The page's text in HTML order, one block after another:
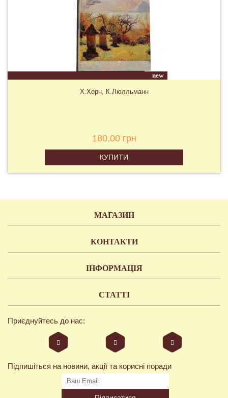
new
Х.Хорн, К.Люлльманн
180,00 грн
КУПИТИ
МАГАЗИН
КОНТАКТИ
ІНФОРМАЦІЯ
СТАТТІ
Приєднуйтесь до нас:
Підпишіться на новини, акції та корисні поради